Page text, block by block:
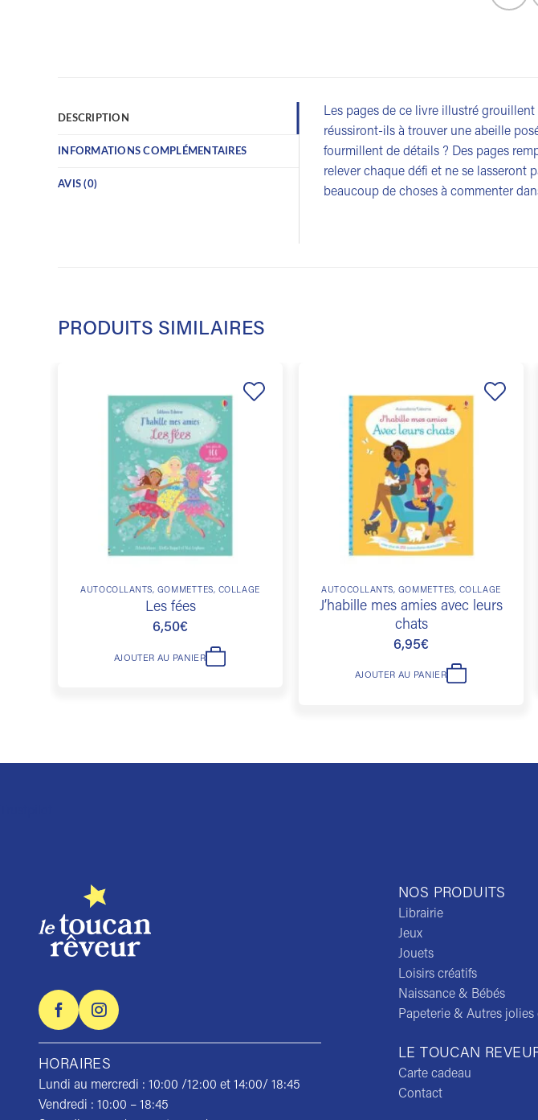
DESCRIPTION
INFORMATIONS COMPLÉMENTAIRES
AVIS (0)
Les pages de ce livre illustré grouillent
réussiront-ils à trouver une abeille
fourmillent de détails ? Des pages
relever chaque défi et ne se lasseront
beaucoup de choses à commenter
PRODUITS SIMILAIRES
AUTOCOLLANTS, GOMMETTES, COLLAGE
Les fées
6,50€
AJOUTER AU PANIER
AUTOCOLLANTS, GOMMETTES, COLLAGE
J’habille mes amies avec leurs
chats
6,95€
AJOUTER AU PANIER
NOS PRODUITS
Librairie
Jeux
Jouets
Loisirs créatifs
Naissance & Bébés
Papeterie & Autres jolies
HORAIRES
Lundi au mercredi : 10:00 /12:00 et 14:00/ 18:45
Vendredi : 10:00 – 18:45
LE TOUCAN
Carte cadeau
Contact